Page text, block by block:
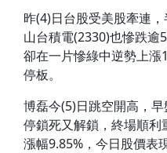
昨(4)日台股受美股牽連
山台積電(2330)也慘跌逾
卻在一片慘綠中逆勢上
停板。
博磊今(5)日跳空開高，
停鎖死又解鎖，終場順利
漲幅9.85%，今日股價表